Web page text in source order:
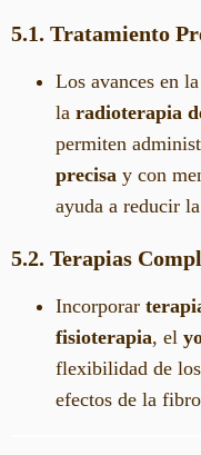
5.1. Tratamiento
Los avances en la
la radioterapia
permiten
precisa y con
ayuda a reducir
5.2. Terapias
Incorporar
fisioterapia, el
flexibilidad de
efectos de la